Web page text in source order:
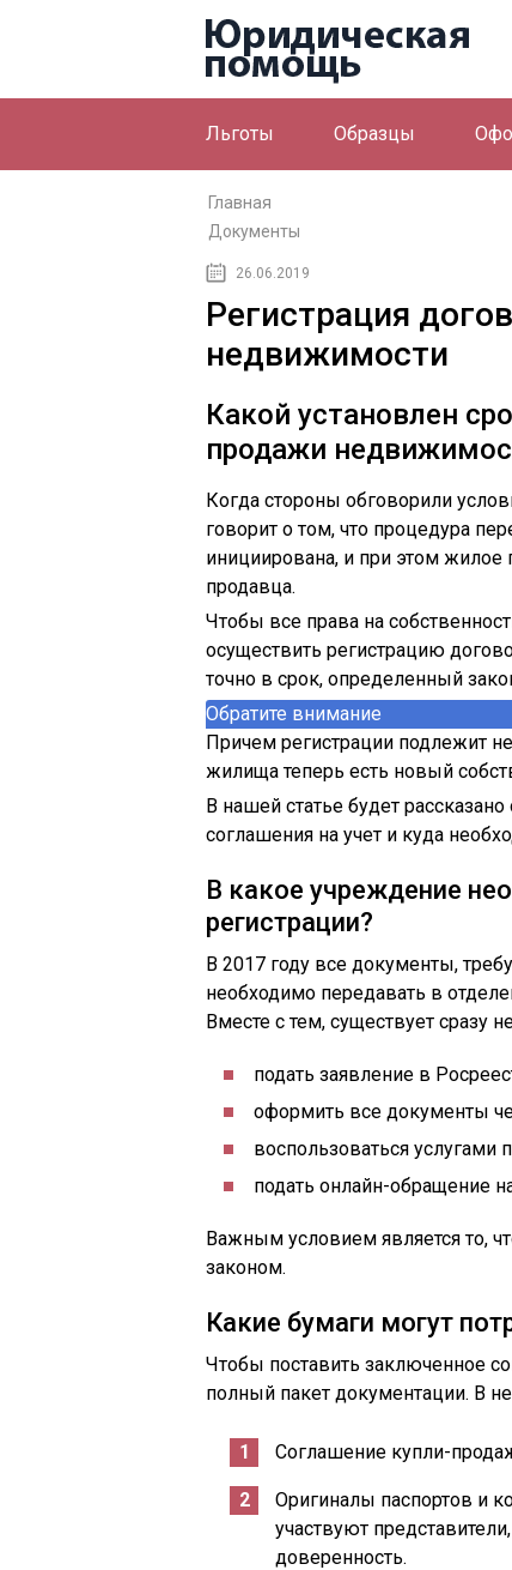
Льготы Образцы
Главная
Документы
26.06.2019
Регистрация
недвижимости
Какой установлен
продажи
Когда стороны обговорили
говорит о том, что процедура
инициирована, и при этом
продавца.
Чтобы все права на
осуществить регистрацию
точно в срок, определенный
Обратите внимание
Причем регистрации подлежит
жилища теперь есть новый
В нашей статье будет
соглашения на учет и куда
В какое учреждение
регистрации?
В 2017 году все документы,
необходимо передавать в
Вместе с тем, существует сразу
подать заявление в
оформить все документы
воспользоваться услугами
подать онлайн-обращение
Важным условием является то,
законом.
Какие бумаги могут
Чтобы поставить заключенное
полный пакет документации. В
Соглашение купли-
Оригиналы паспортов и
участвуют
доверенность.